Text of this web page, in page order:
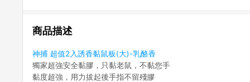
商品描述
神捕 超值2入誘香黏鼠板(大)-乳酪香
獨家超強安全黏膠，只黏老鼠，不黏您手
黏度超強，用力拔起後手指不留殘膠